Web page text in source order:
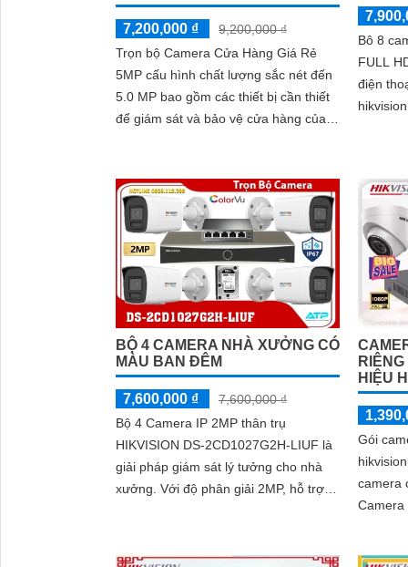
7,200,000 ₫
9,200,000 ₫
Trọn bộ Camera Cửa Hàng Giá Rẻ
5MP cấu hình chất lượng sắc nét đến
5.0 MP bao gồm các thiết bị cần thiết
để giám sát và bảo vệ cửa hàng của
Bô 8
FULL
điện
BỘ 4 CAMERA NHÀ XƯỞNG CÓ
MÀU BAN ĐÊM
7,600,000 ₫
7,600,000 ₫
Bộ 4 Camera IP 2MP thân trụ
HIKVISION DS-2CD1027G2H-LIUF là
giải pháp giám sát lý tưởng cho nhà
xưởng. Với độ phân giải 2MP, hỗ trợ
HIỆU
Gói
camera